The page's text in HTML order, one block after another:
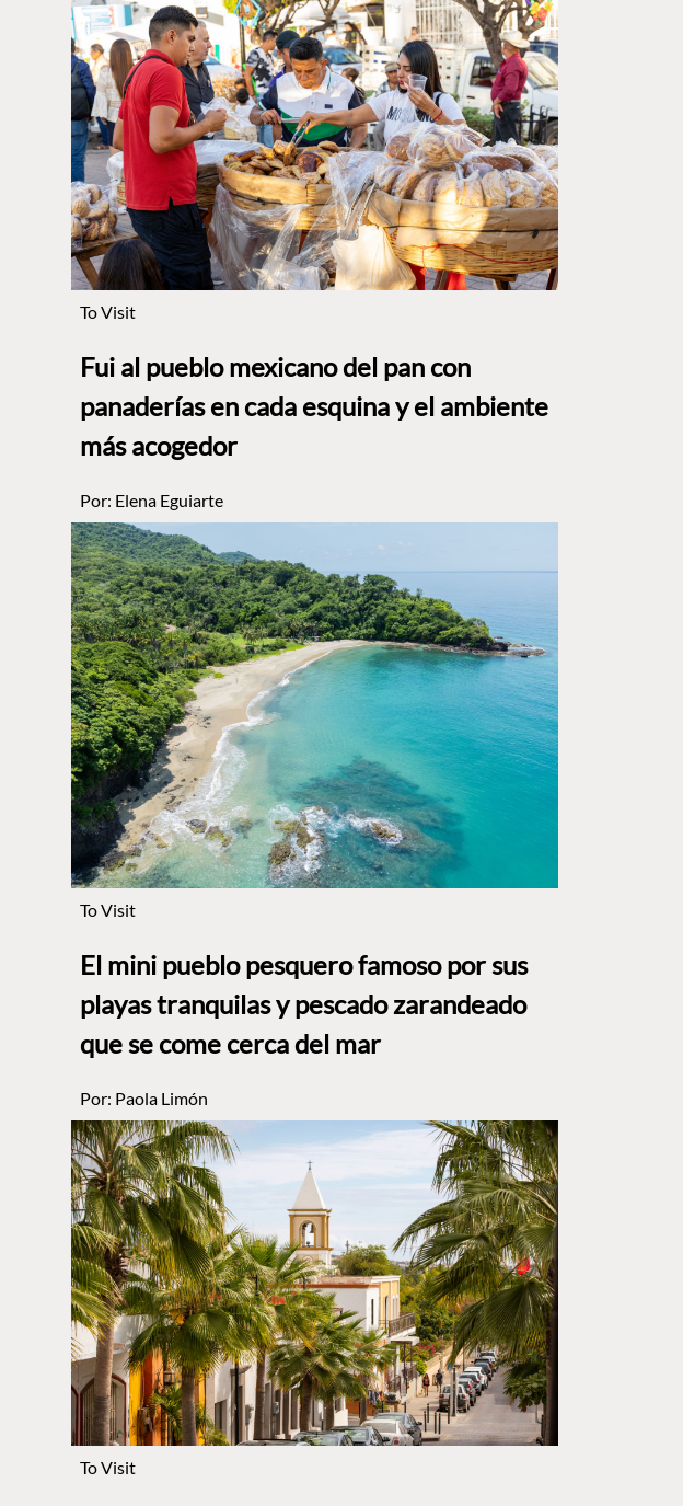
To Visit
Fui al pueblo mexicano del pan con
panaderías en cada esquina y el ambiente
más acogedor
Por: Elena Eguiarte
To Visit
El mini pueblo pesquero famoso por sus
playas tranquilas y pescado zarandeado
que se come cerca del mar
Por: Paola Limón
To Visit